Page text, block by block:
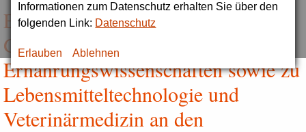
Informationen zum Datenschutz erhalten Sie über den
folgenden Link: Datenschutz
Erlauben Ablehnen
Empfehlungen zu den Agrar-,
Gartenbau-, Forst-, Haushalts- und
Ernährungswissenschaften sowie zu
Lebensmitteltechnologie und
Veterinärmedizin an den